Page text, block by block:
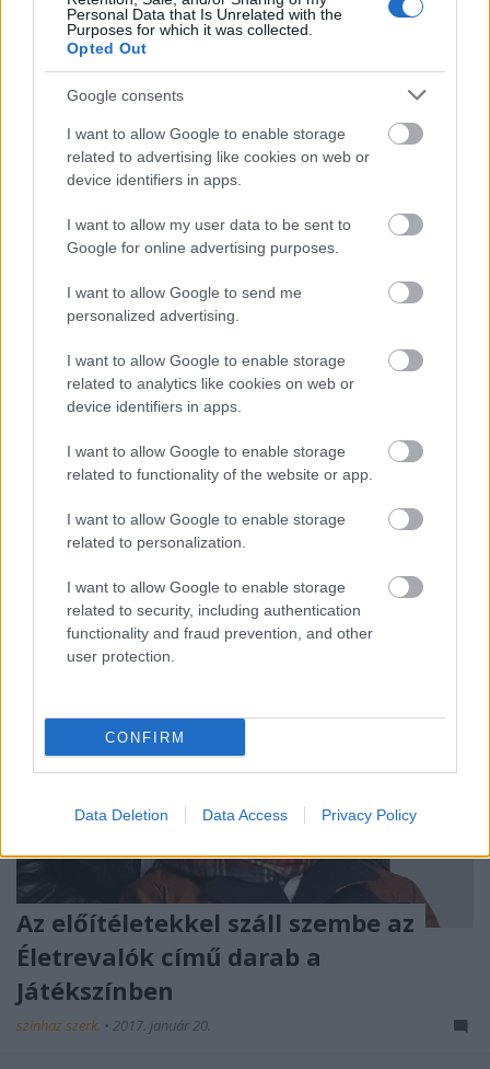
Personal Data that Is Unrelated with the
Purposes for which it was collected.
Opted Out
Google consents
I want to allow Google to enable storage
related to advertising like cookies on web or
device identifiers in apps.
I want to allow my user data to be sent to
Google for online advertising purposes.
I want to allow Google to send me
personalized advertising.
I want to allow Google to enable storage
related to analytics like cookies on web or
device identifiers in apps.
I want to allow Google to enable storage
related to functionality of the website or app.
I want to allow Google to enable storage
related to personalization.
I want to allow Google to enable storage
related to security, including authentication
functionality and fraud prevention, and other
user protection.
CONFIRM
Data Deletion Data Access Privacy Policy
,,A tönkrement emberi kapcsolatok
is helyrezökkenthetők”
szinhaz szerk.• 2017. március 02.
A Mozsár Műhely március 10-én mutatja be John
Godber Április Párizsban című, kétszereplős
vígjátékát Botos Évával és Szirtes Balázzsal. Interjú
az előadás rendezőjével, Horgas Ádámmal.
Az előítéletekkel száll szembe az
Életrevalók című darab a
Játékszínben
szinhaz szerk. • 2017. január 20.